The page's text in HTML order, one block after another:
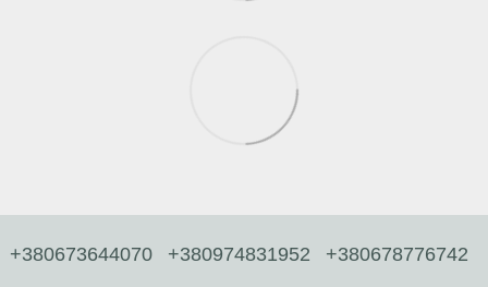
+380673644070 +380974831952 +380678776742